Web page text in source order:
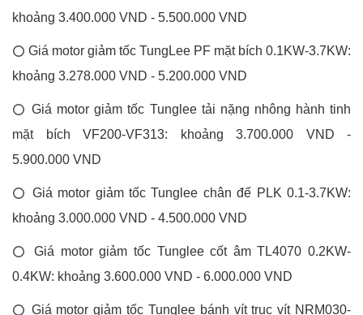
khoảng 3.400.000 VND - 5.500.000 VND
⭕ Giá motor giảm tốc TungLee PF mặt bích 0.1KW-3.7KW:
khoảng 3.278.000 VND - 5.200.000 VND
⭕Giá motor giảm tốc Tunglee tải nặng nhông hành tinh
mặt bích VF200-VF313: khoảng 3.700.000 VND -
5.900.000 VND
⭕ Giá motor giảm tốc Tunglee chân đế PLK 0.1-3.7KW:
khoảng 3.000.000 VND - 4.500.000 VND
⭕Giá motor giảm tốc Tunglee cốt âm TL4070 0.2KW-
0.4KW: khoảng 3.600.000 VND - 6.000.000 VND
⭕ Giá motor giảm tốc Tunglee bánh vít trục vít NRM030-